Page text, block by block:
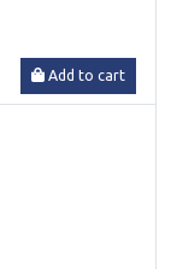
Add to cart